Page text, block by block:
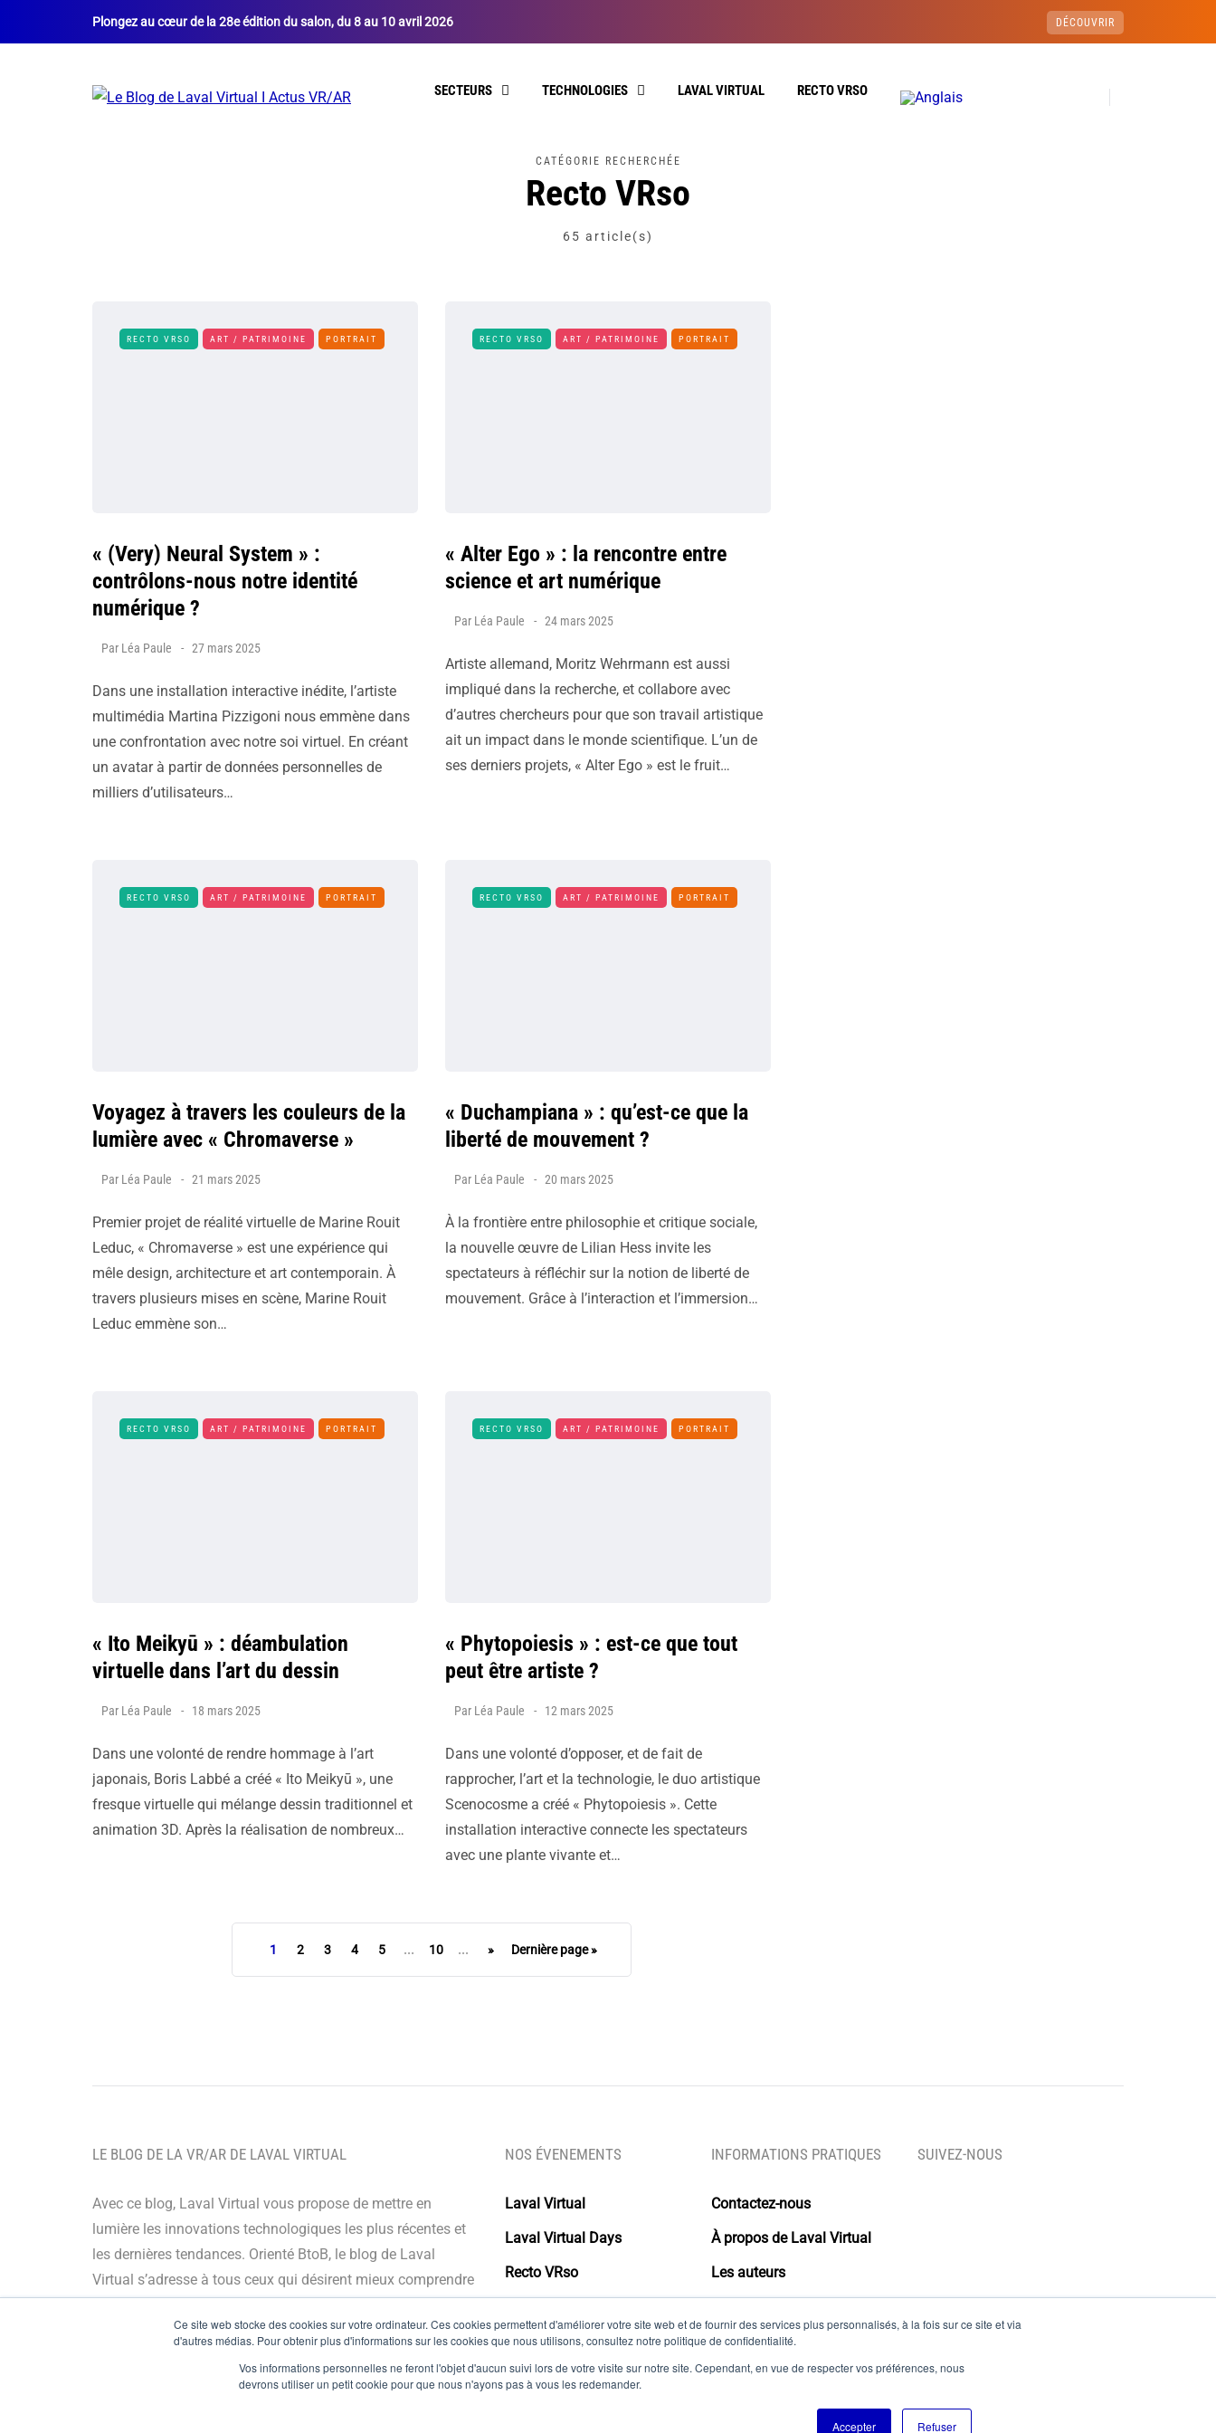
Ce site web stocke des cookies sur votre ordinateur. Ces cookies permettent d'améliorer votre site web et de fournir des services plus personnalisés, à la fois sur ce site et via
d'autres médias. Pour obtenir plus d'informations sur les cookies que nous utilisons, consultez notre politique de confidentialité.
Vos informations personnelles ne feront l'objet d'aucun suivi lors de votre visite sur notre site. Cependant, en vue de respecter vos préférences, nous
devrons utiliser un petit cookie pour que nous n'ayons pas à vous les redemander.
Accepter Refuser
Plongez au cœur de la 28e édition du salon, du 8 au 10 avril 2026 DÉCOUVRIR
SECTEURS TECHNOLOGIES LAVAL VIRTUAL RECTO VRSO
CATÉGORIE RECHERCHÉE
Recto VRso
65 article(s)
RECTO VRSO ART / PATRIMOINE PORTRAIT
« (Very) Neural System » :
contrôlons-nous notre identité
numérique ?
Par Léa Paule 27 mars 2025
Dans une installation interactive inédite, l’artiste
multimédia Martina Pizzigoni nous emmène dans
une confrontation avec notre soi virtuel. En créant
un avatar à partir de données personnelles de
milliers d’utilisateurs…
RECTO VRSO ART / PATRIMOINE PORTRAIT
« Alter Ego » : la rencontre entre
science et art numérique
Par Léa Paule 24 mars 2025
Artiste allemand, Moritz Wehrmann est aussi
impliqué dans la recherche, et collabore avec
d’autres chercheurs pour que son travail artistique
ait un impact dans le monde scientifique. L’un de
ses derniers projets, « Alter Ego » est le fruit…
RECTO VRSO ART / PATRIMOINE PORTRAIT
Voyagez à travers les couleurs de la
lumière avec « Chromaverse »
Par Léa Paule 21 mars 2025
Premier projet de réalité virtuelle de Marine Rouit
Leduc, « Chromaverse » est une expérience qui
mêle design, architecture et art contemporain. À
travers plusieurs mises en scène, Marine Rouit
Leduc emmène son…
RECTO VRSO ART / PATRIMOINE PORTRAIT
« Duchampiana » : qu’est-ce que la
liberté de mouvement ?
Par Léa Paule 20 mars 2025
À la frontière entre philosophie et critique sociale,
la nouvelle œuvre de Lilian Hess invite les
spectateurs à réfléchir sur la notion de liberté de
mouvement. Grâce à l’interaction et l’immersion…
RECTO VRSO ART / PATRIMOINE PORTRAIT
« Ito Meikyū » : déambulation
virtuelle dans l’art du dessin
Par Léa Paule 18 mars 2025
Dans une volonté de rendre hommage à l’art
japonais, Boris Labbé a créé « Ito Meikyū », une
fresque virtuelle qui mélange dessin traditionnel et
animation 3D. Après la réalisation de nombreux…
RECTO VRSO ART / PATRIMOINE PORTRAIT
« Phytopoiesis » : est-ce que tout
peut être artiste ?
Par Léa Paule 12 mars 2025
Dans une volonté d’opposer, et de fait de
rapprocher, l’art et la technologie, le duo artistique
Scenocosme a créé « Phytopoiesis ». Cette
installation interactive connecte les spectateurs
avec une plante vivante et…
1 2 3 4 5 ... 10 ... » Dernière page »
LE BLOG DE LA VR/AR DE LAVAL VIRTUAL
Avec ce blog, Laval Virtual vous propose de mettre en
lumière les innovations technologiques les plus récentes et
les dernières tendances. Orienté BtoB, le blog de Laval
Virtual s’adresse à tous ceux qui désirent mieux comprendre
leur chaîne de valeur ou encore anticiper leurs évolutions.
NOS ÉVENEMENTS
Laval Virtual
Laval Virtual Days
Recto VRso
INFORMATIONS PRATIQUES
Contactez-nous
À propos de Laval Virtual
Les auteurs
Mentions légales
SUIVEZ-NOUS